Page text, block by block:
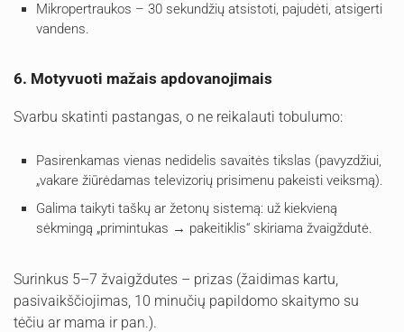
Mikropertraukos – 30 sekundžių atsistoti, pajudėti, atsigerti
vandens.
6. Motyvuoti mažais apdovanojimais
Svarbu skatinti pastangas, o ne reikalauti tobulumo:
Pasirenkamas vienas nedidelis savaitės tikslas (pavyzdžiui,
„vakare žiūrėdamas televizorių prisimenu pakeisti veiksmą).
Galima taikyti taškų ar žetonų sistemą: už kiekvieną
sėkmingą „primintukas → pakeitiklis“ skiriama žvaigždutė.
Surinkus 5–7 žvaigždutes – prizas (žaidimas kartu,
pasivaikščiojimas, 10 minučių papildomo skaitymo su
tėčiu ar mama ir pan.).